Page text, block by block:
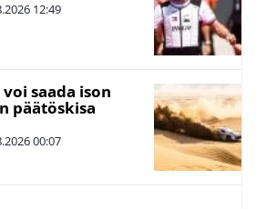
12:49
saada ison
päätöskisa
00:07